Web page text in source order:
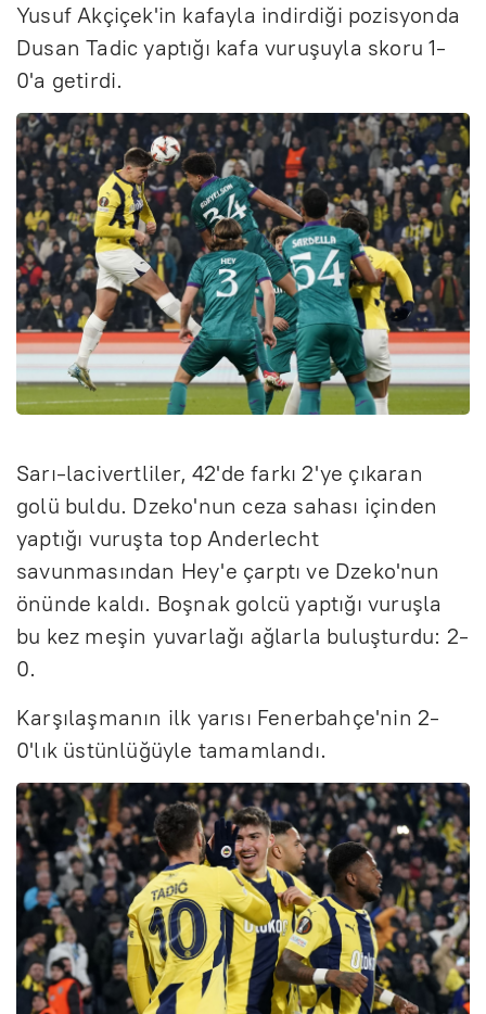
Yusuf Akçiçek'in kafayla indirdiği pozisyonda
Dusan Tadic yaptığı kafa vuruşuyla skoru 1-
0'a getirdi.
Sarı-lacivertliler, 42'de farkı 2'ye çıkaran
golü buldu. Dzeko'nun ceza sahası içinden
yaptığı vuruşta top Anderlecht
savunmasından Hey'e çarptı ve Dzeko'nun
önünde kaldı. Boşnak golcü yaptığı vuruşla
bu kez meşin yuvarlağı ağlarla buluşturdu: 2-
0.
Karşılaşmanın ilk yarısı Fenerbahçe'nin 2-
0'lık üstünlüğüyle tamamlandı.